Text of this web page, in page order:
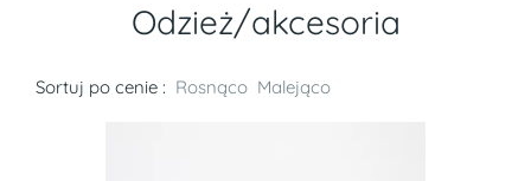
Odzież/akcesoria
Sortuj po cenie : Rosnąco Malejąco